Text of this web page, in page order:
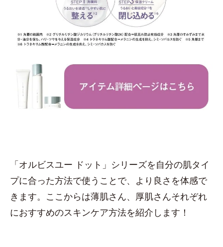
「オルビスユー ドット」シリーズを自分の肌タイ
プに合った方法で使うことで、より良さを体感で
きます。ここからは薄肌さん、厚肌さんそれぞれ
におすすめのスキンケア方法を紹介します！